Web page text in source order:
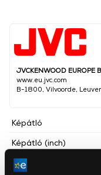
JVCKENWOOD EUROPE
www.eu.jvc.com
B-1800, Vilvoorde,
Képátló
Képátló (inch)
Képernyő típus